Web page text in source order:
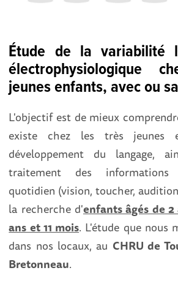
Étude de la variabilité
électrophysiologique
jeunes enfants, avec ou
L'objectifest de mieux
existe chez les très jeunes
développement du langage,
traitement des informations
quotidien (vision, toucher,
la recherche d'enfants âgés de
ans et 11 mois. L'étude que nous
dans nos locaux, au CHRU de
Bretonneau.